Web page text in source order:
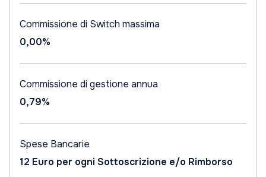
Commissione di Switch massima
0,00%
Commissione di gestione annua
0,79%
Spese Bancarie
12 Euro per ogni Sottoscrizione e/o Rimborso